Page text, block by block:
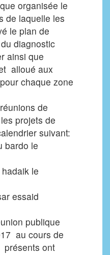
organisée le
de laquelle les
le plan de
diagnostic
ainsi que
alloué aux
chaque zone
de
projets de
suivant:
bardo le
le
essaid
publique
au cours de
présents ont